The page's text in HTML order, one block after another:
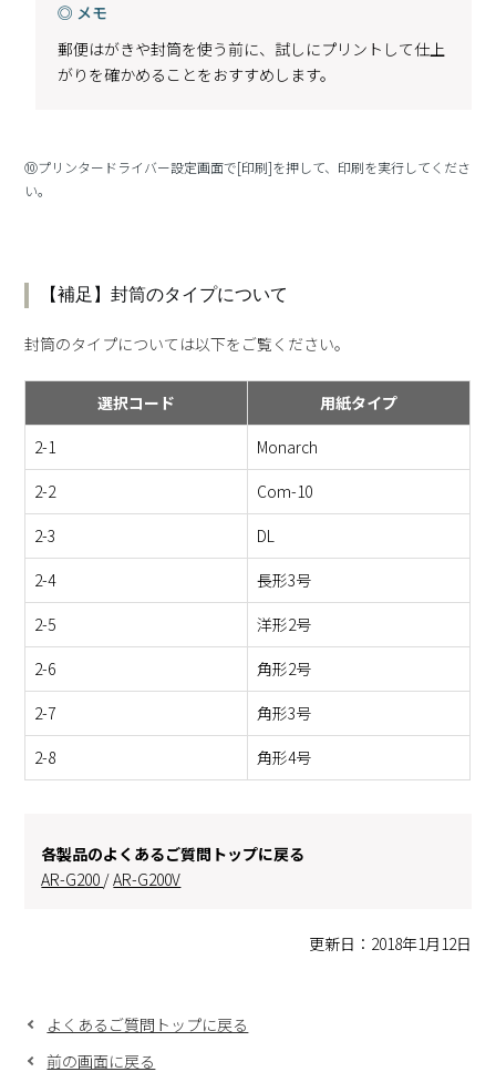
◎ メモ
郵便はがきや封筒を使う前に、試しにプリントして仕上
がりを確かめることをおすすめします。
⑩プリンタードライバー設定画面で[印刷]を押して、印刷を実行してくださ
い。
【補足】封筒のタイプについて
封筒のタイプについては以下をご覧ください。
選択コード
用紙タイプ
2-1
Monarch
2-2
Com-10
2-3
DL
2-4
長形3号
2-5
洋形2号
2-6
角形2号
2-7
角形3号
2-8
角形4号
各製品のよくあるご質問トップに戻る
AR-G200 /AR-G200V
更新日：2018年1月12日
よくあるご質問トップに戻る
前の画面に戻る